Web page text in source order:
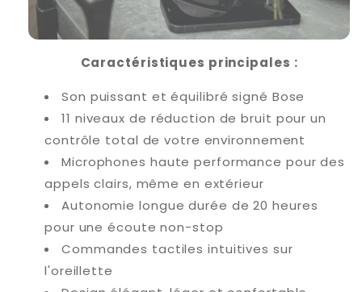
Caractéristiques principales :
Son puissant et équilibré signé Bose
11 niveaux de réduction de bruit pour un
contrôle total de votre environnement
Microphones haute performance pour des
appels clairs, même en extérieur
Autonomie longue durée de 20 heures
pour une écoute non-stop
Commandes tactiles intuitives sur
l'oreillette